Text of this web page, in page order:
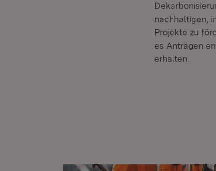
nachhaltigen,
Projekte zu
es Anträgen
erhalten.